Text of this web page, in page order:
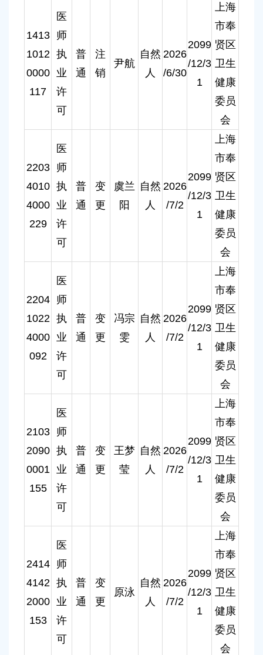
1413
1012
0000
117
医
师
执
业
许
可
普
通
注
销
尹航
自然
人
2026
/6/30
2099
/12/3
1
上海
市奉
贤区
卫生
健康
委员
会
2203
4010
4000
229
医
师
执
业
许
可
普
通
变
更
虞兰
阳
自然
人
2026
/7/2
2099
/12/3
1
上海
市奉
贤区
卫生
健康
委员
会
2204
1022
4000
092
医
师
执
业
许
可
普
通
变
更
冯宗
雯
自然
人
2026
/7/2
2099
/12/3
1
上海
市奉
贤区
卫生
健康
委员
会
2103
2090
0001
155
医
师
执
业
许
可
普
通
变
更
王梦
莹
自然
人
2026
/7/2
2099
/12/3
1
上海
市奉
贤区
卫生
健康
委员
会
2414
4142
2000
153
医
师
执
业
许
可
普
通
变
更
原泳
自然
人
2026
/7/2
2099
/12/3
1
上海
市奉
贤区
卫生
健康
委员
会